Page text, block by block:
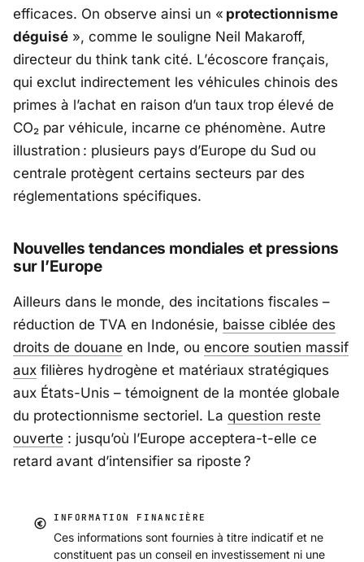
efficaces. On observe ainsi un « protectionnisme
déguisé », comme le souligne Neil Makaroff,
directeur du think tank cité. L’écoscore français,
qui exclut indirectement les véhicules chinois des
primes à l’achat en raison d’un taux trop élevé de
CO₂ par véhicule, incarne ce phénomène. Autre
illustration : plusieurs pays d’Europe du Sud ou
centrale protègent certains secteurs par des
réglementations spécifiques.
Nouvelles tendances mondiales et pressions
sur l’Europe
Ailleurs dans le monde, des incitations fiscales –
réduction de TVA en Indonésie, baisse ciblée des
droits de douane en Inde, ou encore soutien massif
aux filières hydrogène et matériaux stratégiques
aux États-Unis – témoignent de la montée globale
du protectionnisme sectoriel. La question reste
ouverte : jusqu’où l’Europe acceptera-t-elle ce
retard avant d’intensifier sa riposte ?
INFORMATION FINANCIÈRE
Ces informations sont fournies à titre indicatif et ne
constituent pas un conseil en investissement ni une